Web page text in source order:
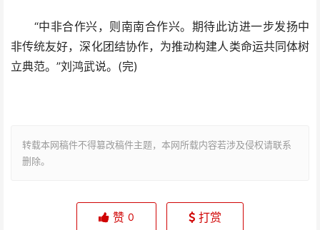
“中非合作兴，则南南合作兴。期待此访进一步发扬中
非传统友好，深化团结协作，为推动构建人类命运共同体树
立典范。”刘鸿武说。(完)
转载本网稿件不得篡改稿件主题，本网所载内容若涉及侵权请联系
删除。
赞 0 打赏